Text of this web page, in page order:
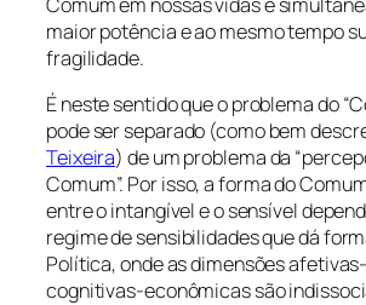
maior potência e ao mesmo tempo
fragilidade.
É neste sentido que o problema do
pode ser separado (como bem
Teixeira) de um problema da
Comum”. Por isso, a forma do
entre o intangível e o sensível
regime de sensibilidades que dá
Política, onde as dimensões
cognitivas-econômicas são